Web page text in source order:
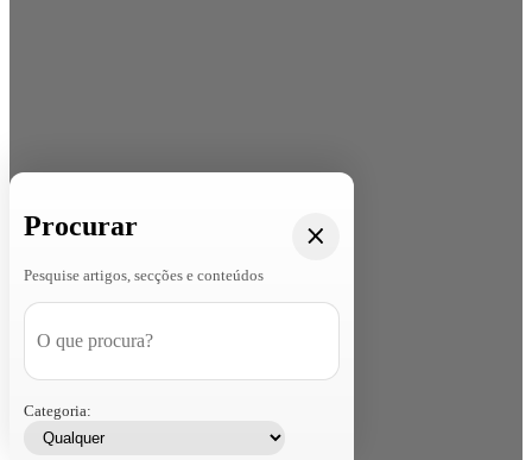
Procurar
Pesquise artigos, secções e conteúdos
Categoria: